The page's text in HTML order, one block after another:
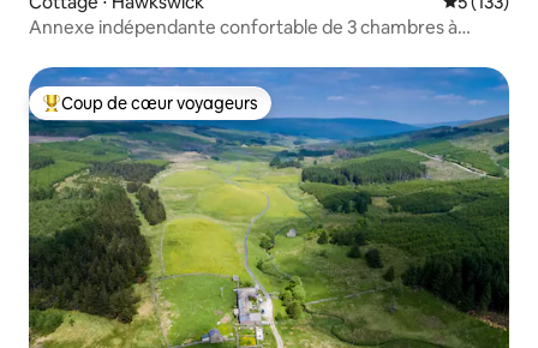
Annexe indépendante confortable de 3 chambres à
Coups de cœur voyageurs les plus appréciés
Coup de cœur voyageurs